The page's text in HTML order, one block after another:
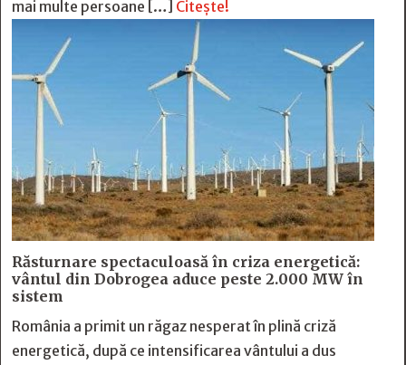
mai multe persoane […] Citește!
Răsturnare spectaculoasă în criza energetică:
vântul din Dobrogea aduce peste 2.000 MW în
sistem
România a primit un răgaz nesperat în plină criză
energetică, după ce intensificarea vântului a dus